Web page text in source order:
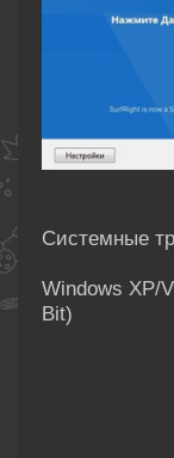
Системные
Windows XP/
Bit)